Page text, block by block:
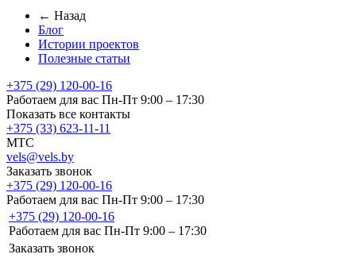
← Назад
Блог
Истории проектов
Полезные статьи
+375 (29) 120-00-16
Работаем для вас Пн-Пт 9:00 – 17:30
Показать все контакты
+375 (33) 623-11-11
MTC
vels@vels.by
Заказать звонок
+375 (29) 120-00-16
Работаем для вас Пн-Пт 9:00 – 17:30
+375 (29) 120-00-16
Работаем для вас Пн-Пт 9:00 – 17:30
Заказать звонок